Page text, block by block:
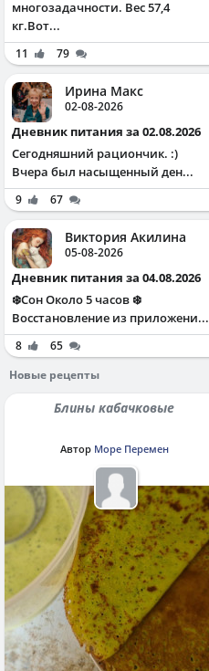
многозадачности. Вес 57,4
кг.Вот...
11 79
Ирина Макс
02-08-2026
Дневник питания за 02.08.2026
Сегодняшний рациончик. :)
Вчера был насыщенный ден...
9 67
Виктория Акилина
05-08-2026
Дневник питания за 04.08.2026
❄️Сон Около 5 часов ❄️
Восстановление из приложени...
8
65
Новые рецепты
Блины кабачковые
Автор Море Перемен